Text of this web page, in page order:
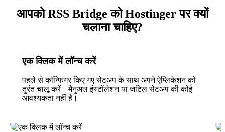
आपको RSS Bridge को Hostinger पर क्यों
चलाना चाहिए?
एक क्लिक में लॉन्च करें
पहले से कॉन्फिगर किए गए सेटअप के साथ अपने ऐप्लिकेशन को
तुरंत चालू करें। मैनुअल इंस्टॉलेशन या जटिल सेटअप की कोई
आवश्यकता नहीं है।